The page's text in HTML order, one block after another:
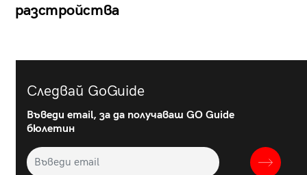
разстройства
Следвай GoGuide
Въведи email, за да получаваш GO Guide
бюлетин